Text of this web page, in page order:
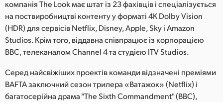
Malaysia
Netherlands
New Zealand
Poland
компанія The Look має штат із 23 фахівців і спеціалізується
на поствиробництві контенту у форматі 4K Dolby Vision
(HDR) для сервісів Netflix, Disney, Apple, Sky і Amazon
Studios. Крім того, віддавна співпрацює із корпорацією
BBC, телеканалом Channel 4 та студією ITV Studios.
Серед найсвіжіших проектів команди відзначені преміями
BAFTA заключний сезон трилера «Ватажок» (Netflix) і
багатосерійна драма "The Sixth Commandment" (BBC),